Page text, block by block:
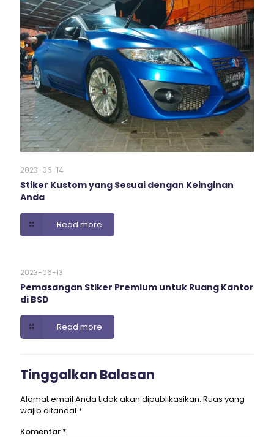
2023-06-14
Stiker Kustom yang Sesuai dengan Keinginan
Anda
Read more
2023-06-13
Pemasangan Stiker Premium untuk Ruang Kantor
di BSD
Read more
Tinggalkan Balasan
Alamat email Anda tidak akan dipublikasikan. Ruas yang
wajib ditandai *
Komentar *